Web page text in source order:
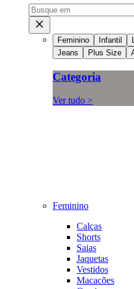
Feminino Infantil
Jeans
Plus Size
Categoria
Ver tudo >
Feminino
Calças
Shorts
Saias
Jaquetas
Vestidos
Macacões